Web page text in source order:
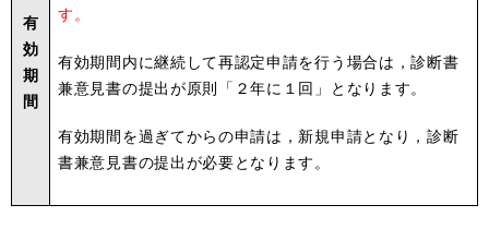
有
効
期
間
す。
有効期間内に継続して再認定申請を行う場合は，診断書
兼意見書の提出が原則「２年に１回」となります。
有効期間を過ぎてからの申請は，新規申請となり，診断
書兼意見書の提出が必要となります。